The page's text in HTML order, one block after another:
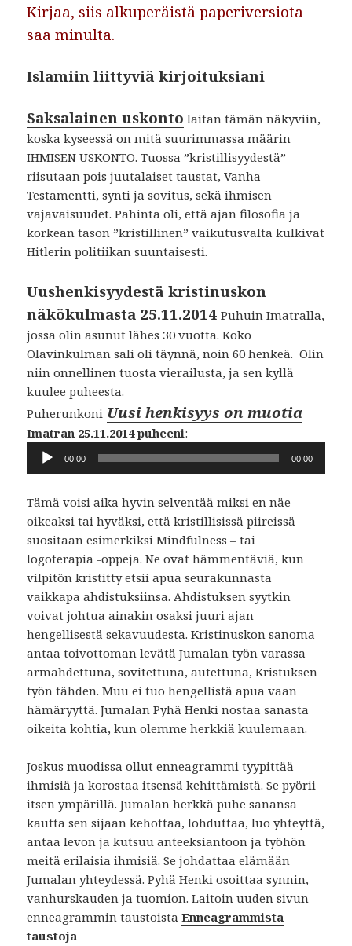
Kirjaa, siis alkuperäistä paperiversiota
saa minulta.
Islamiin liittyviä kirjoituksiani
Saksalainen uskonto laitan tämän näkyviin,
koska kyseessä on mitä suurimmassa määrin
IHMISEN USKONTO. Tuossa ”kristillisyydestä”
riisutaan pois juutalaiset taustat, Vanha
Testamentti, synti ja sovitus, sekä ihmisen
vajavaisuudet. Pahinta oli, että ajan filosofia ja
korkean tason ”kristillinen” vaikutusvalta kulkivat
Hitlerin politiikan suuntaisesti.
Uushenkisyydestä kristinuskon
näkökulmasta 25.11.2014 Puhuin Imatralla,
jossa olin asunut lähes 30 vuotta. Koko
Olavinkulman sali oli täynnä, noin 60 henkeä. Olin
niin onnellinen tuosta vierailusta, ja sen kyllä
kuulee puheesta.
Puherunkoni Uusi henkisyys on muotia
Imatran 25.11.2014 puheeni:
Äänitoistin
00:00 00:00
Tämä voisi aika hyvin selventää miksi en näe
oikeaksi tai hyväksi, että kristillisissä piireissä
suositaan esimerkiksi Mindfulness – tai
logoterapia -oppeja. Ne ovat hämmentäviä, kun
vilpitön kristitty etsii apua seurakunnasta
vaikkapa ahdistuksiinsa. Ahdistuksen syytkin
voivat johtua ainakin osaksi juuri ajan
hengellisestä sekavuudesta. Kristinuskon sanoma
antaa toivottoman levätä Jumalan työn varassa
armahdettuna, sovitettuna, autettuna, Kristuksen
työn tähden. Muu ei tuo hengellistä apua vaan
hämäryyttä. Jumalan Pyhä Henki nostaa sanasta
oikeita kohtia, kun olemme herkkiä kuulemaan.
Joskus muodissa ollut enneagrammi tyypittää
ihmisiä ja korostaa itsensä kehittämistä. Se pyörii
itsen ympärillä. Jumalan herkkä puhe sanansa
kautta sen sijaan kehottaa, lohduttaa, luo yhteyttä,
antaa levon ja kutsuu anteeksiantoon ja työhön
meitä erilaisia ihmisiä. Se johdattaa elämään
Jumalan yhteydessä. Pyhä Henki osoittaa synnin,
vanhurskauden ja tuomion. Laitoin uuden sivun
enneagrammin taustoistaEnneagrammista
taustoja